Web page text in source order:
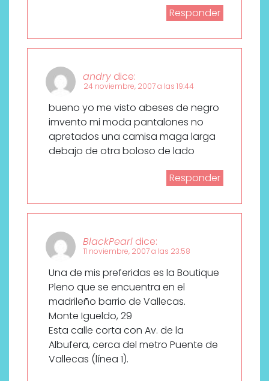
Responder
andry dice:
24 noviembre, 2007 a las 19:44
bueno yo me visto abeses de negro
imvento mi moda pantalones no
apretados una camisa maga larga
debajo de otra boloso de lado
Responder
BlackPearl dice:
11 noviembre, 2007 a las 23:58
Una de mis preferidas es la Boutique
Pleno que se encuentra en el
madrileño barrio de Vallecas.
Monte Igueldo, 29
Esta calle corta con Av. de la
Albufera, cerca del metro Puente de
Vallecas (línea 1).